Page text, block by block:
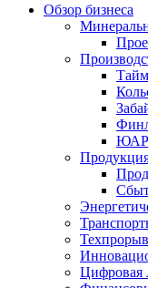
Обзор бизнеса
ЮАР
Техпрорыв
Цифровая